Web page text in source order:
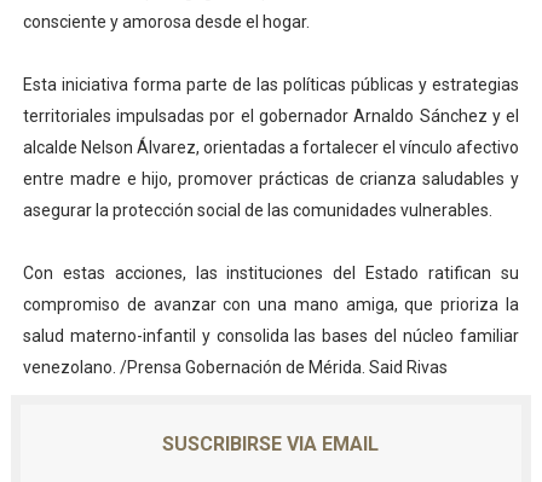
consciente y amorosa desde el hogar.
Esta iniciativa forma parte de las políticas públicas y estrategias
territoriales impulsadas por el gobernador Arnaldo Sánchez y el
alcalde Nelson Álvarez, orientadas a fortalecer el vínculo afectivo
entre madre e hijo, promover prácticas de crianza saludables y
asegurar la protección social de las comunidades vulnerables.
Con estas acciones, las instituciones del Estado ratifican su
compromiso de avanzar con una mano amiga, que prioriza la
salud materno-infantil y consolida las bases del núcleo familiar
venezolano. /Prensa Gobernación de Mérida. Said Rivas
SUSCRIBIRSE VIA EMAIL